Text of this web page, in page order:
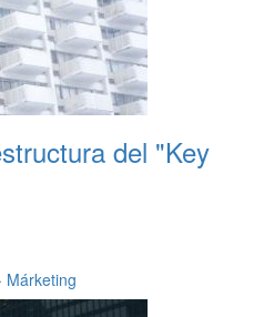
del "Key
Márketing